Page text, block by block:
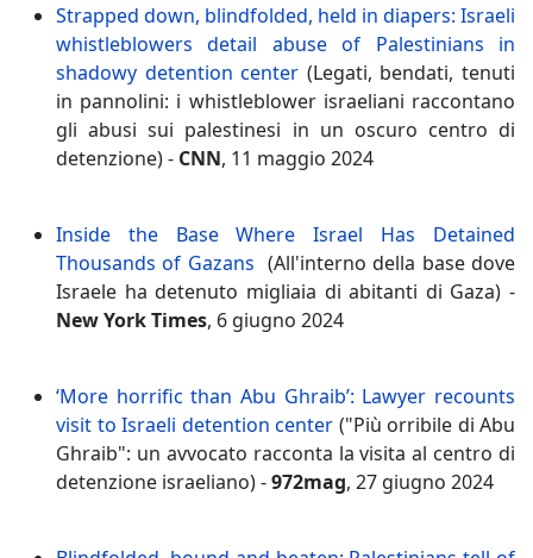
Strapped down, blindfolded, held in diapers: Israeli
whistleblowers detail abuse of Palestinians in
shadowy detention center (Legati, bendati, tenuti
in pannolini: i whistleblower israeliani raccontano
gli abusi sui palestinesi in un oscuro centro di
detenzione) - CNN, 11 maggio 2024
Inside the Base Where Israel Has Detained
Thousands of Gazans (All'interno della base dove
Israele ha detenuto migliaia di abitanti di Gaza) -
New York Times, 6 giugno 2024
‘More horrific than Abu Ghraib’: Lawyer recounts
visit to Israeli detention center ("Più orribile di Abu
Ghraib": un avvocato racconta la visita al centro di
detenzione israeliano) -972mag, 27 giugno 2024